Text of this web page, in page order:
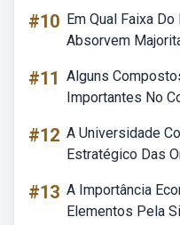
#10 Em Qual Faixa
Absorvem
#11 Alguns
Importantes No
#12 A Universidade
Estratégico Das
#13 A Importância
Elementos Pela